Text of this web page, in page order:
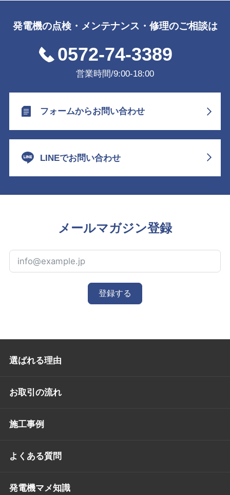
発電機の点検・メンテナンス・修理のご相談は
0572-74-3389
営業時間/9:00-18:00
フォームからお問い合わせ
LINEでお問い合わせ
メールマガジン登録
登録する
選ばれる理由
お取引の流れ
施工事例
よくある質問
発電機マメ知識